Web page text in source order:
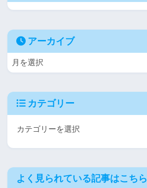
アーカイブ
カテゴリー
よく見られている記事はこちら